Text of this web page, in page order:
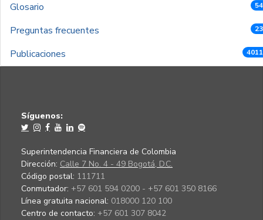
Glosario
Preguntas frecuentes
Publicaciones
Síguenos:
Superintendencia Financiera de Colombia
Dirección: Calle 7 No. 4 - 49 Bogotá, D.C.
Código postal: 111711
Conmutador: +57 601 594 0200 - +57 601 350 8166
Línea gratuita nacional: 018000 120 100
Centro de contacto: +57 601 307 8042